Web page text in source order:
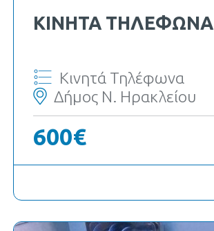
ΚΙΝΗΤΆ ΤΗΛΈΦΩΝΑ
Κινητά Τηλέφωνα
Δήμος Ν. Ηρακλείου
600€